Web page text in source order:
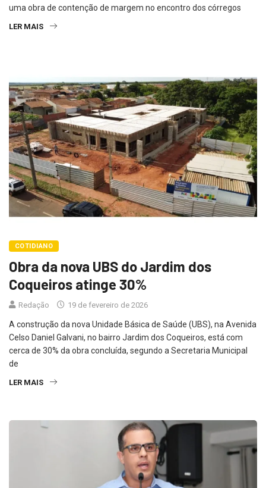
LER MAIS
Obra da nova UBS do Jardim dos
Coqueiros atinge 30%
Redação 19 de fevereiro de 2026
A construção da nova Unidade Básica de Saúde (UBS), na Avenida
Celso Daniel Galvani, no bairro Jardim dos Coqueiros, está com
cerca de 30% da obra concluída, segundo a Secretaria Municipal
de
LER MAIS